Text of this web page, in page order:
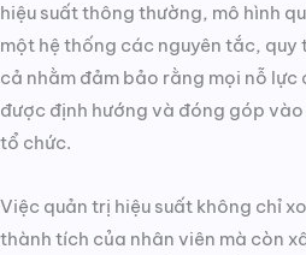
hiệu suất thông thường, mô hình
một hệ thống các nguyên tắc,
cả nhằm đảm bảo rằng mọi nỗ
được định hướng và đóng góp
tổ chức.
Việc quản trị hiệu suất không chỉ
thành tích của nhân viên mà còn